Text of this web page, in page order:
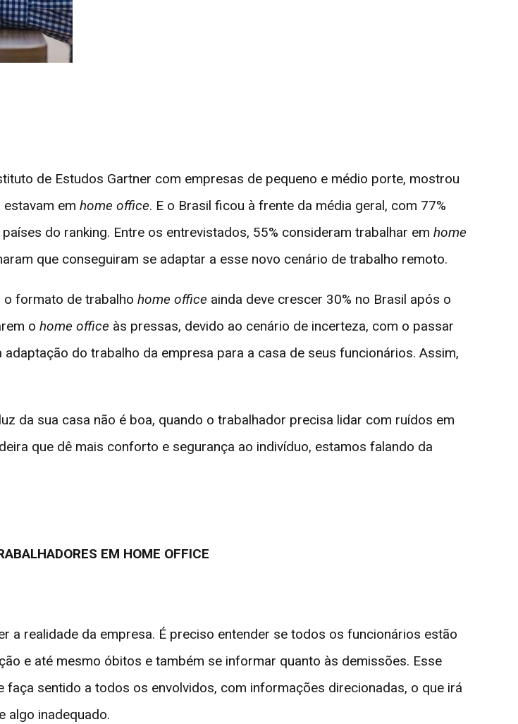
de Estudos Gartner com empresas de pequeno e médio porte, mostrou
em home office. E o Brasil ficou à frente da média geral, com 77%
do ranking. Entre os entrevistados, 55% consideram trabalhar em home
que conseguiram se adaptar a esse novo cenário de trabalho remoto.
o formato de trabalho home office ainda deve crescer 30% no Brasil após o
o home office às pressas, devido ao cenário de incerteza, com o passar
do trabalho da empresa para a casa de seus funcionários. Assim,
da sua casa não é boa, quando o trabalhador precisa lidar com ruídos em
que dê mais conforto e segurança ao indivíduo, estamos falando da
EM HOME OFFICE
a realidade da empresa. É preciso entender se todos os funcionários estão
e até mesmo óbitos e também se informar quanto às demissões. Esse
sentido a todos os envolvidos, com informações direcionadas, o que irá
algo inadequado.